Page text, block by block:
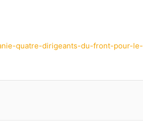
quatre-dirigeants-du-front-pour-le-